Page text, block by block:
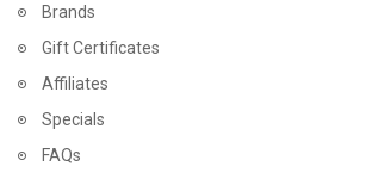
Brands
Gift Certificates
Affiliates
Specials
FAQs